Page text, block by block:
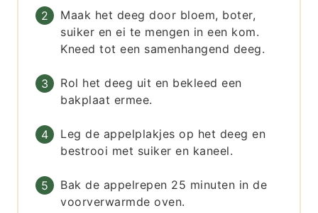
Maak het deeg door bloem, boter,
suiker en ei te mengen in een kom.
Kneed tot een samenhangend deeg.
Rol het deeg uit en bekleed een
bakplaat ermee.
Leg de appelplakjes op het deeg en
bestrooi met suiker en kaneel.
Bak de appelrepen 25 minuten in de
voorverwarmde oven.